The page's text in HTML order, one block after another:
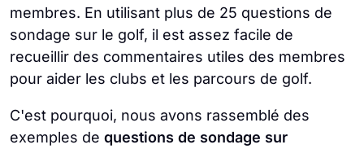
membres. En utilisant plus de 25 questions de
sondage sur le golf, il est assez facile de
recueillir des commentaires utiles des membres
pour aider les clubs et les parcours de golf.
C'est pourquoi, nous avons rassemblé des
exemples de questions de sondage sur